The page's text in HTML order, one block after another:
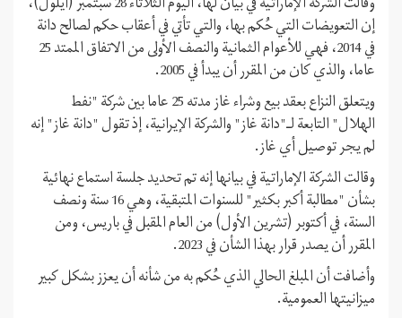
إن التعويضات التي حُكم بها، والتي تأتي في أعقاب حكم لصالح دانة
في 2014، فهي للأعوام الثمانية والنصف الأولى من الاتفاق الممتد 25
عاما، والذي كان من المقرر أن يبدأ في 2005.
ويتعلق النزاع بعقد بيع وشراء غاز مدته 25 عاما بين شركة "نفط
الهلال" التابعة لـ"دانة غاز" والشركة الإيرانية، إذ تقول "دانة غاز" إنه
لم يجر توصيل أي غاز.
وقالت الشركة الإماراتية في بيانها إنه تم تحديد جلسة استماع نهائية
بشأن "مطالبة أكبر بكثير" للسنوات المتبقية، وهي 16 سنة ونصف
السنة، في أكتوبر (تشرين الأول) من العام المقبل في باريس، ومن
المقرر أن يصدر قرار بهذا الشأن في 2023.
وأضافت أن المبلغ الحالي الذي حُكم به من شأنه أن يعزز بشكل كبير
ميزانيتها العمومية.